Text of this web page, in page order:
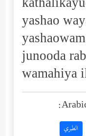
yashao
junooda
wamahiya
الطبري